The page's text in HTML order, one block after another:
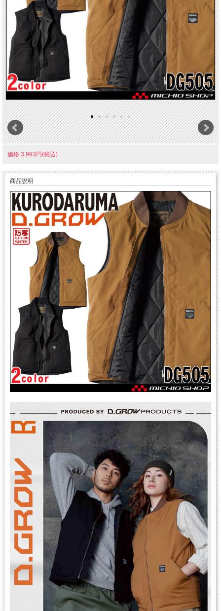
価格:3,993円(税込)
商品説明